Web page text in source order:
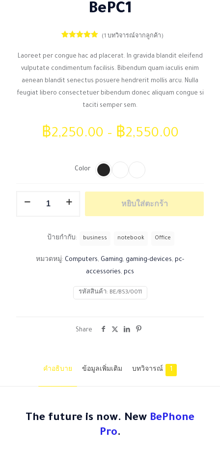
BePC1
จาก 5
คะแนนเต็ม
บน การให้
คะแนนของ
ลูกค้า
(1 บทวิจารณ์จากลูกค้า)
Laoreet per congue hac ad placerat. In gravida blandit eleifend
vulputate condimentum facilisis. Bibendum quam iaculis enim
aenean blandit senectus posuere hendrerit mollis arcu. Nulla
feugiat libero consectetuer bibendum donec aliquam congue si
taciti semper sem.
฿2,250.00 – ฿2,550.00
Color
หยิบใส่ตะกร้า
รหัสสินค้า: BE/BS3/0011
หมวดหมู่: Computers, Gaming, gaming-devices, pc-
accessories, pcs
ป้ายกำกับ: business notebook Office
Share
คำอธิบาย ข้อมูลเพิ่มเติม บทวิจารณ์ 1
The future is now. New BePhone
Pro.